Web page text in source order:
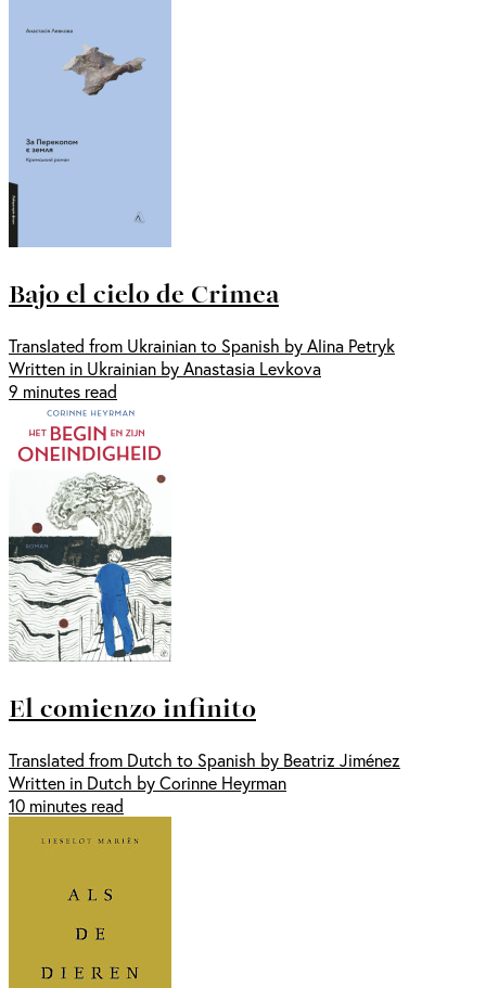
Bajo el cielo de Crimea
Translated from Ukrainian to Spanish by Alina Petryk
Written in Ukrainian by Anastasia Levkova
9 minutes read
El comienzo infinito
Translated from Dutch to Spanish by Beatriz Jiménez
Written in Dutch by Corinne Heyrman
10 minutes read